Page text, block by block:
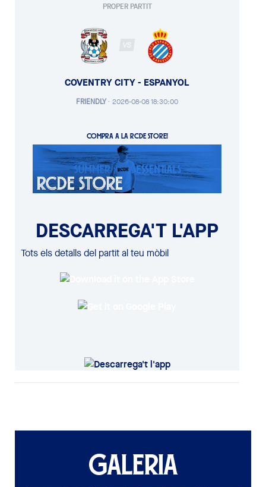
PROPER PARTIT
VS
COVENTRY CITY - ESPANYOL
FRIENDLY· 2026-08-08 18:30:00
COMPRA A LA RCDE STORE!
DESCARREGA'T L'APP
Tots els detalls del partit al teu mòbil
GALERIA